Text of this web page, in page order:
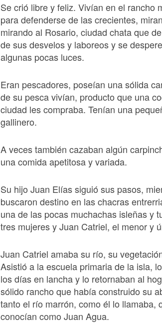
Se crió libre y feliz. Vivían en el rancho
para defenderse de las crecientes,
mirando al Rosario, ciudad chata que
de sus desvelos y laboreos y se
algunas pocas luces.
Eran pescadores, poseían una sólida
de su pesca vivían, producto que una
ciudad les compraba. Tenían una
gallinero.
A veces también cazaban algún
una comida apetitosa y variada.
Su hijo Juan Elías siguió sus pasos,
buscaron destino en las chacras
una de las pocas muchachas isleñas y
tres mujeres y Juan Catriel, el menor y
Juan Catriel amaba su río, su
Asistió a la escuela primaria de la isla,
los días en lancha y lo retornaban al
sólido rancho que había construido su
tanto el río marrón, como él lo llamaba,
conocían como Juan Agua.